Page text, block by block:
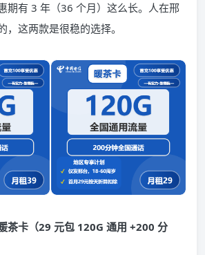
期有 3 年（36 个月）这么长。人在邢
，这两款是很稳的选择。
茶卡（29 元包 120G 通用 +200 分